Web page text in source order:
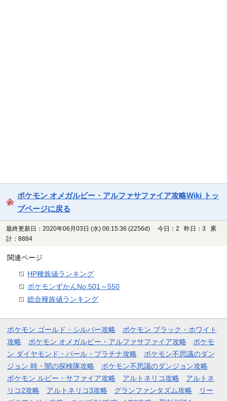
ポケモン オメガルビー・アルファサファイア攻略Wiki トッ
プページに戻る
最終更新日：2020年06月03日 (水) 06:15:36 (2256d)
今日：2 昨日：3 累
計：8884
関連ページ
HP種族値ランキング
ポケモンずかんNo.501～550
総合種族値ランキング
ポケモン ゴールド・シルバー攻略
ポケモン ブラック・ホワイト
攻略
ポケモン オメガルビー・アルファサファイア攻略
ポケモ
ン ダイヤモンド・パール・プラチナ攻略
ポケモン不思議のダン
ジョン 時・闇の探検隊攻略
ポケモン不思議のダンジョン攻略
ポケモン ルビー・サファイア攻略
アルトネリコ攻略
アルトネ
リコ2攻略
アルトネリコ3攻略 グランファンタズム攻略
リー